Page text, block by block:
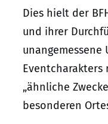
Dies hielt der
und ihrer
„ähnliche
besonderen